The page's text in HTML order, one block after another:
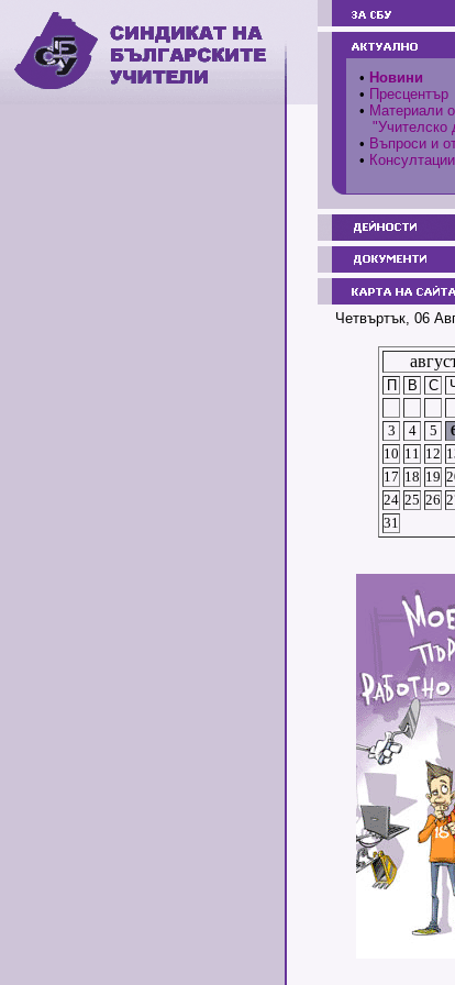
• Новини
• Пресцентър
• Материали
"Учителско
• Въпроси и
•
Четвъртък, 06
П В С
3
4 5
10 11 12
17 18 19
24 25 26
31